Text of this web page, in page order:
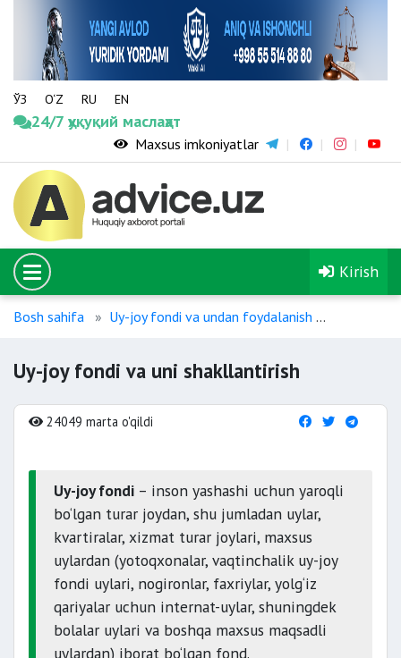
ЎЗ O‘Z RU EN
24/7 ҳуқуқий маслаҳат
Maxsus imkoniyatlar
Kirish
Bosh sahifa Uy-joy fondi va undan foydalanish
Uy-joy fondi va uni shakllantirish
24049 marta o'qildi
Uy-joy fondi – inson yashashi uchun yaroqli
bo‘lgan turar joydan, shu jumladan uylar,
kvartiralar, xizmat turar joylari, maxsus
uylardan (yotoqxonalar, vaqtinchalik uy-joy
fondi uylari, nogironlar, faxriylar, yolg‘iz
qariyalar uchun internat-uylar, shuningdek
bolalar uylari va boshqa maxsus maqsadli
uylardan) iborat bo‘lgan fond.